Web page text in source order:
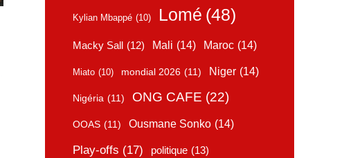
Kylian Mbappé (10) Lomé (48)
Macky Sall (12) Mali (14) Maroc (14)
Miato (10) mondial 2026 (11) Niger (14)
Nigéria (11) ONG CAFE (22)
OOAS (11) Ousmane Sonko (14)
Play-offs (17) politique (13)